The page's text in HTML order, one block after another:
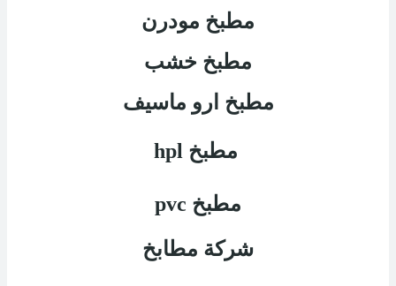
مطبخ مودرن
مطبخ خشب
مطبخ ارو ماسيف
مطبخ hpl
مطبخ pvc
شركة مطابخ